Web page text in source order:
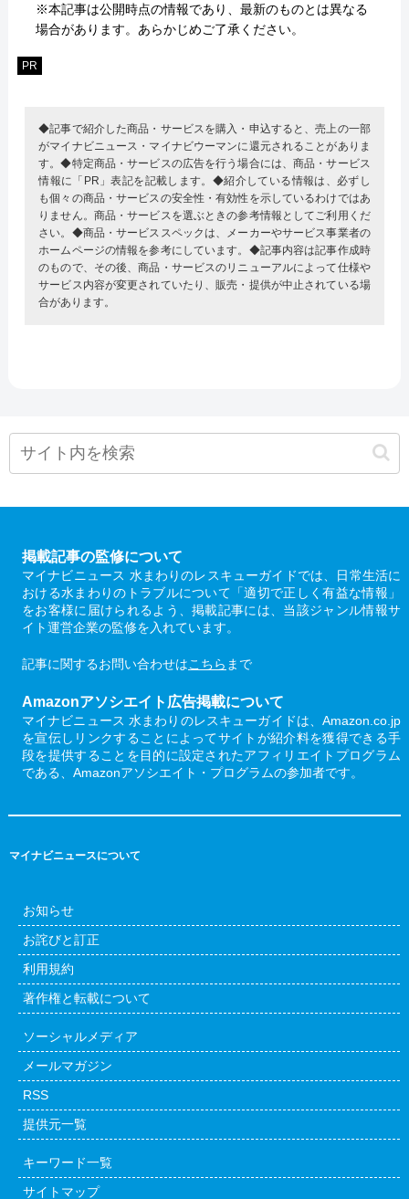
※本記事は公開時点の情報であり、最新のものとは異なる
場合があります。あらかじめご了承ください。
PR
◆記事で紹介した商品・サービスを購入・申込すると、売上の一部
がマイナビニュース・マイナビウーマンに還元されることがありま
す。◆特定商品・サービスの広告を行う場合には、商品・サービス
情報に「PR」表記を記載します。◆紹介している情報は、必ずし
も個々の商品・サービスの安全性・有効性を示しているわけではあ
りません。商品・サービスを選ぶときの参考情報としてご利用くだ
さい。◆商品・サービススペックは、メーカーやサービス事業者の
ホームページの情報を参考にしています。◆記事内容は記事作成時
のもので、その後、商品・サービスのリニューアルによって仕様や
サービス内容が変更されていたり、販売・提供が中止されている場
合があります。
掲載記事の監修について
マイナビニュース 水まわりのレスキューガイドでは、日常生活に
おける水まわりのトラブルについて「適切で正しく有益な情報」
をお客様に届けられるよう、掲載記事には、当該ジャンル情報サ
イト運営企業の監修を入れています。
記事に関するお問い合わせはこちら まで
Amazonアソシエイト広告掲載について
マイナビニュース 水まわりのレスキューガイドは、Amazon.co.jp
を宣伝しリンクすることによってサイトが紹介料を獲得できる手
段を提供することを目的に設定されたアフィリエイトプログラム
である、Amazonアソシエイト・プログラムの参加者です。
マイナビニュースについて
お知らせ
お詫びと訂正
利用規約
著作権と転載について
ソーシャルメディア
メールマガジン
RSS
提供元一覧
キーワード一覧
サイトマップ